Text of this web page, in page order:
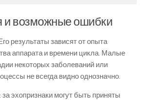
и возможные ошибки
результаты зависят от опыта
аппарата и времени цикла. Малые
некоторых заболеваний или
не всегда видно однозначно.
эхопризнаки могут быть приняты